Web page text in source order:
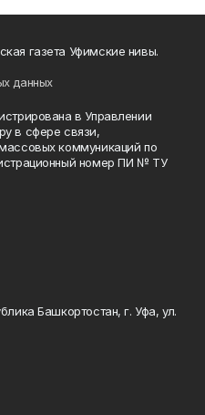
газета Уфимские нивы.
данных
в Управлении
в сфере связи,
коммуникаций по
номер ПИ № ТУ
Башкортостан, г. Уфа, ул.